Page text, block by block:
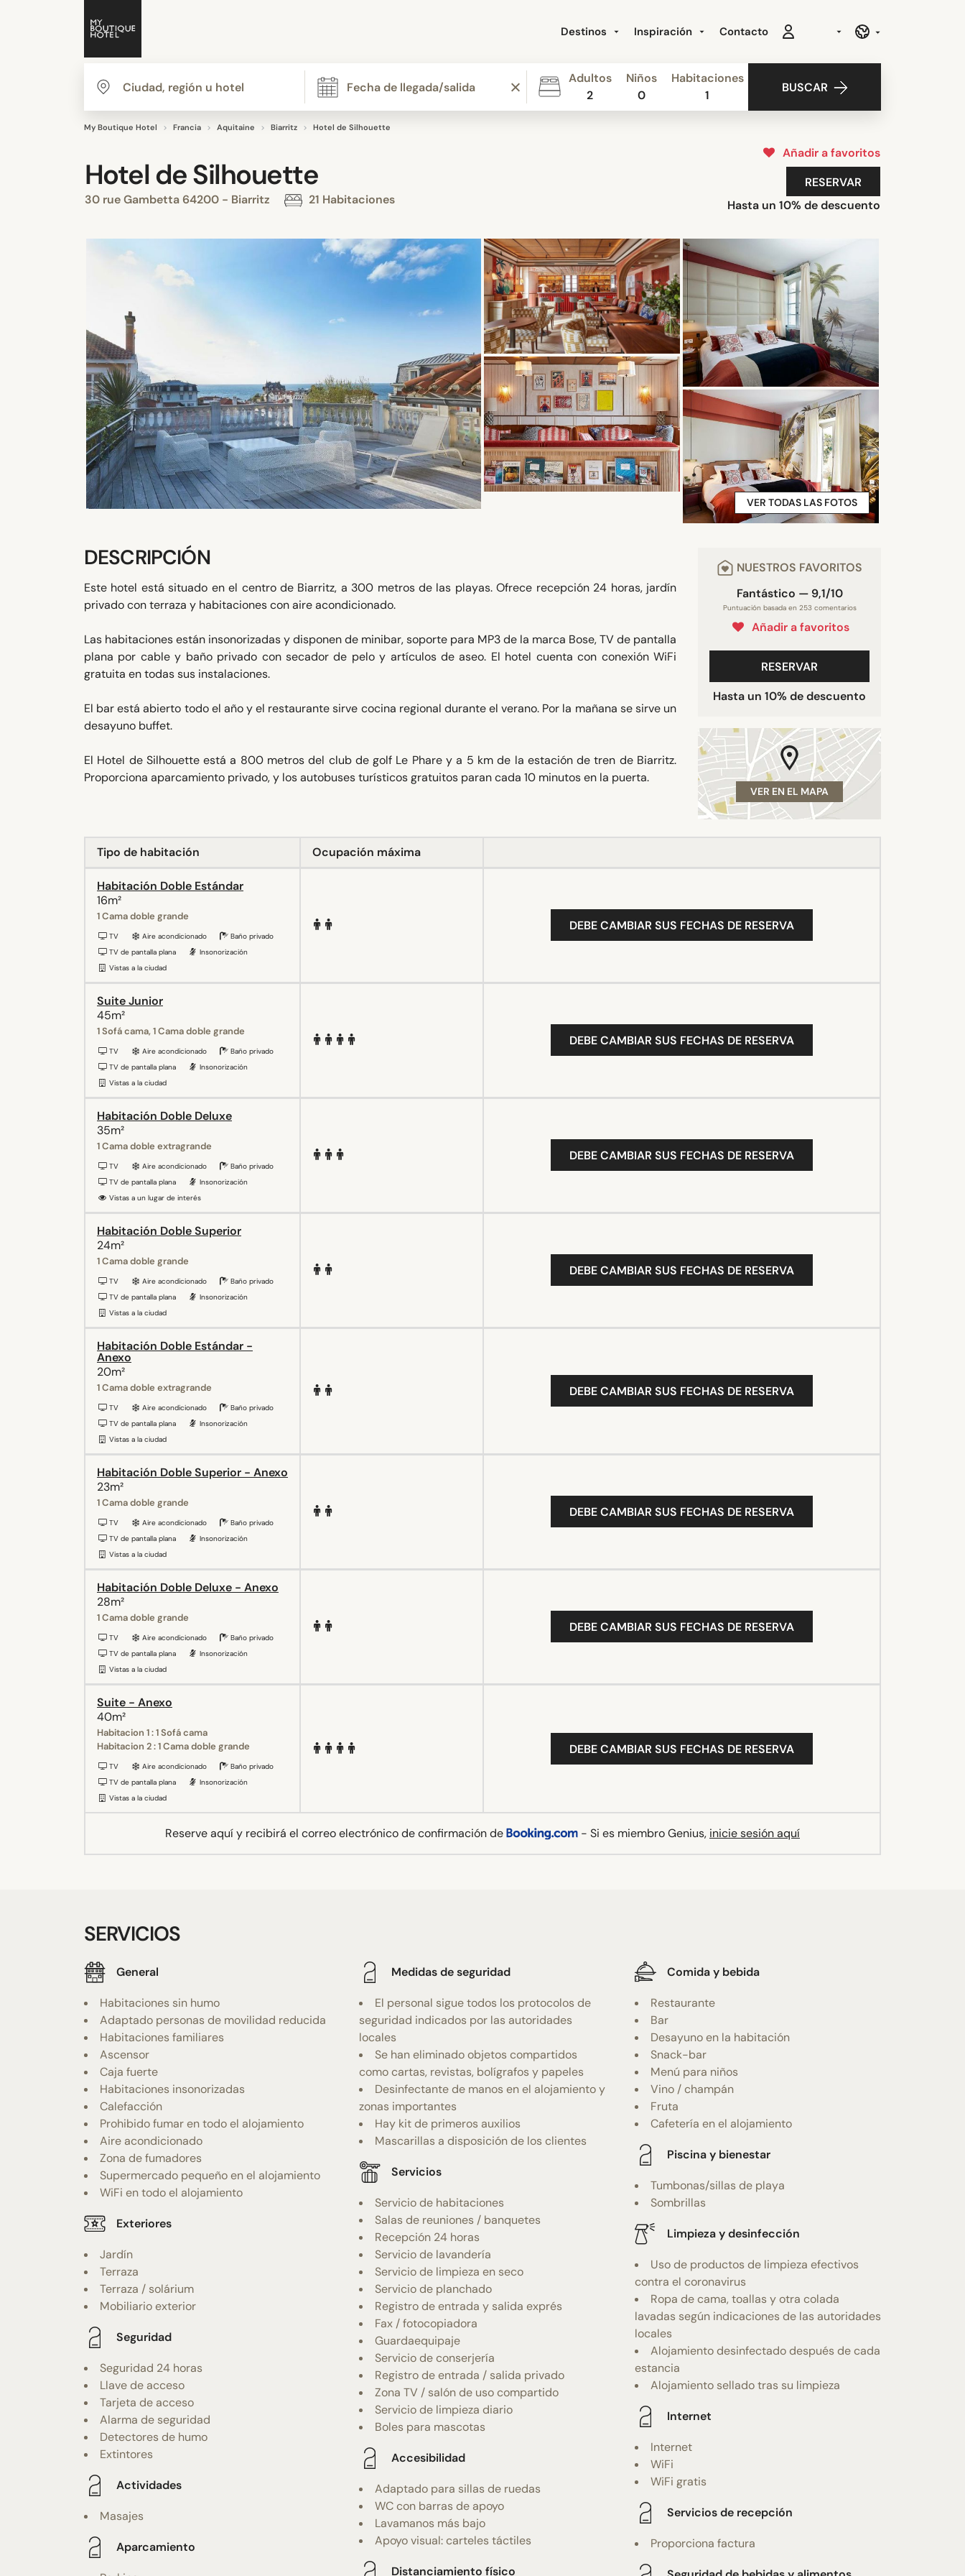
Destinos Inspiración Contacto
Adultos
2
Niños
0
Habitaciones
1
BUSCAR
My Boutique Hotel Francia Aquitaine Biarritz Hotel de Silhouette
Hotel de Silhouette
30 rue Gambetta 64200 - Biarritz 21 Habitaciones
Añadir a favoritos
RESERVAR
Hasta un 10% de descuento
VER TODAS LAS FOTOS
NUESTROS FAVORITOS
Fantástico — 9,1/10
Puntuación basada en 253 comentarios
Añadir a favoritos
RESERVAR
Hasta un 10% de descuento
VER EN EL MAPA
DESCRIPCIÓN
Este hotel está situado en el centro de Biarritz, a 300 metros de las playas. Ofrece recepción 24 horas, jardín
privado con terraza y habitaciones con aire acondicionado.
Las habitaciones están insonorizadas y disponen de minibar, soporte para MP3 de la marca Bose, TV de pantalla
plana por cable y baño privado con secador de pelo y artículos de aseo. El hotel cuenta con conexión WiFi
gratuita en todas sus instalaciones.
El bar está abierto todo el año y el restaurante sirve cocina regional durante el verano. Por la mañana se sirve un
desayuno buffet.
El Hotel de Silhouette está a 800 metros del club de golf Le Phare y a 5 km de la estación de tren de Biarritz.
Proporciona aparcamiento privado, y los autobuses turísticos gratuitos paran cada 10 minutos en la puerta.
Tipo de habitación Ocupación máxima
Habitación Doble Estándar
16m²
1 Cama doble grande
TV Aire acondicionado
Baño privado
TV de pantalla plana
Insonorización
Vistas a la ciudad
DEBE CAMBIAR SUS FECHAS DE RESERVA
Suite Junior
45m²
1 Sofá cama, 1 Cama doble grande
TV Aire acondicionado
Baño privado
TV de pantalla plana
Insonorización
Vistas a la ciudad
DEBE CAMBIAR SUS FECHAS DE RESERVA
Habitación Doble Deluxe
35m²
1 Cama doble extragrande
TV Aire acondicionado
Baño privado
TV de pantalla plana
Insonorización
Vistas a un lugar de interés
DEBE CAMBIAR SUS FECHAS DE RESERVA
Habitación Doble Superior
24m²
1 Cama doble grande
TV Aire acondicionado
Baño privado
TV de pantalla plana
Insonorización
Vistas a la ciudad
DEBE CAMBIAR SUS FECHAS DE RESERVA
Habitación Doble Estándar -
Anexo
20m²
1 Cama doble extragrande
TV Aire acondicionado
Baño privado
TV de pantalla plana
Insonorización
Vistas a la ciudad
DEBE CAMBIAR SUS FECHAS DE RESERVA
Habitación Doble Superior - Anexo
23m²
1 Cama doble grande
TV Aire acondicionado
Baño privado
TV de pantalla plana
Insonorización
Vistas a la ciudad
DEBE CAMBIAR SUS FECHAS DE RESERVA
Habitación Doble Deluxe - Anexo
28m²
1 Cama doble grande
TV Aire acondicionado
Baño privado
TV de pantalla plana
Insonorización
Vistas a la ciudad
DEBE CAMBIAR SUS FECHAS DE RESERVA
Suite - Anexo
40m²
Habitacion 1 : 1 Sofá cama
Habitacion 2 : 1 Cama doble grande
TV Aire acondicionado
Baño privado
TV de pantalla plana
Insonorización
Vistas a la ciudad
DEBE CAMBIAR SUS FECHAS DE RESERVA
Reserve aquí y recibirá el correo electrónico de confirmación de - Si es miembro Genius, inicie sesión aquí
SERVICIOS
General
Habitaciones sin humo
Adaptado personas de movilidad reducida
Habitaciones familiares
Ascensor
Caja fuerte
Habitaciones insonorizadas
Calefacción
Prohibido fumar en todo el alojamiento
Aire acondicionado
Zona de fumadores
Supermercado pequeño en el alojamiento
WiFi en todo el alojamiento
Exteriores
Jardín
Terraza
Terraza / solárium
Mobiliario exterior
Seguridad
Seguridad 24 horas
Llave de acceso
Tarjeta de acceso
Alarma de seguridad
Detectores de humo
Extintores
Actividades
Masajes
Aparcamiento
Medidas de seguridad
El personal sigue todos los protocolos de
seguridad indicados por las autoridades
locales
Se han eliminado objetos compartidos
como cartas, revistas, bolígrafos y papeles
Desinfectante de manos en el alojamiento y
zonas importantes
Hay kit de primeros auxilios
Mascarillas a disposición de los clientes
Servicios
Servicio de habitaciones
Salas de reuniones / banquetes
Recepción 24 horas
Servicio de lavandería
Servicio de limpieza en seco
Servicio de planchado
Registro de entrada y salida exprés
Fax / fotocopiadora
Guardaequipaje
Servicio de conserjería
Registro de entrada / salida privado
Zona TV / salón de uso compartido
Servicio de limpieza diario
Boles para mascotas
Accesibilidad
Adaptado para sillas de ruedas
WC con barras de apoyo
Lavamanos más bajo
Apoyo visual: carteles táctiles
Distanciamiento físico
Comida y bebida
Restaurante
Bar
Desayuno en la habitación
Snack-bar
Menú para niños
Vino / champán
Fruta
Cafetería en el alojamiento
Piscina y bienestar
Tumbonas/sillas de playa
Sombrillas
Limpieza y desinfección
Uso de productos de limpieza efectivos
contra el coronavirus
Ropa de cama, toallas y otra colada
lavadas según indicaciones de las autoridades
locales
Alojamiento desinfectado después de cada
estancia
Alojamiento sellado tras su limpieza
Internet
Internet
WiFi
WiFi gratis
Servicios de recepción
Proporciona factura